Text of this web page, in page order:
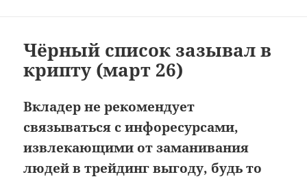
Чёрный список зазывал в
крипту (март 26)
Вкладер не рекомендует
связываться с инфоресурсами,
извлекающими от заманивания
людей в трейдинг выгоду, будь то